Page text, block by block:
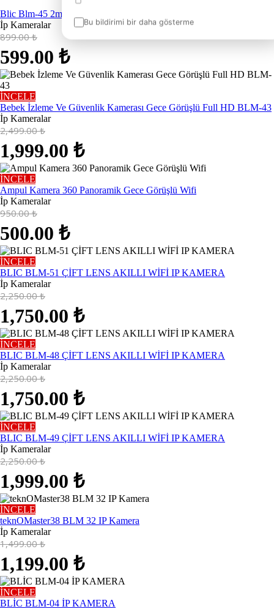
Blic Blm-45 2mp Ip Kamera
İp Kameralar
899.00₺
599.00 ₺
İNCELE
Bebek İzleme Ve Güvenlik Kamerası Gece Görüşlü Full HD BLM-43
İp Kameralar
2,499.00₺
1,999.00 ₺
İNCELE
Ampul Kamera 360 Panoramik Gece Görüşlü Wifi
İp Kameralar
950.00₺
500.00 ₺
İNCELE
BLIC BLM-51 ÇİFT LENS AKILLI WİFİ IP KAMERA
İp Kameralar
2,250.00₺
1,750.00 ₺
İNCELE
BLIC BLM-48 ÇİFT LENS AKILLI WİFİ IP KAMERA
İp Kameralar
2,250.00₺
1,750.00 ₺
İNCELE
BLIC BLM-49 ÇİFT LENS AKILLI WİFİ IP KAMERA
İp Kameralar
2,250.00₺
1,999.00 ₺
İNCELE
teknOMaster38 BLM 32 IP Kamera
İp Kameralar
1,499.00₺
1,199.00 ₺
İNCELE
BLİC BLM-04 İP KAMERA
Bu bildirimi bir daha gösterme